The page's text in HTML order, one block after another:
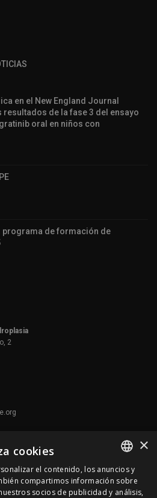
en el New England Journal
resultados de la fase 3 del ensayo
oral en niños con
programa de formación de
2
SPANISH
×
cookies
el contenido, los anuncios y
compartimos información sobre
socios de publicidad y análisis,